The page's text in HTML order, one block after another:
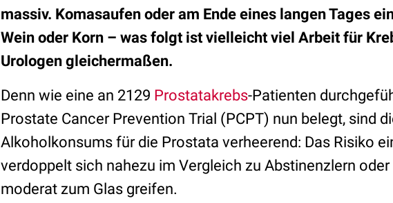
massiv. Komasaufen oder am Ende eines langen Tages
Wein oder Korn – was folgt ist vielleicht viel Arbeit für
Urologen gleichermaßen.
Denn wie eine an 2129 Prostatakrebs-Patienten
Prostate Cancer Prevention Trial (PCPT) nun belegt, sind
Alkoholkonsums für die Prostata verheerend: Das Risiko
verdoppelt sich nahezu im Vergleich zu Abstinenzlern
moderat zum Glas greifen.